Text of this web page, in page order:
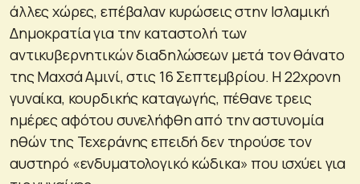
άλλες χώρες, επέβαλαν κυρώσεις στην Ισλαμική
Δημοκρατία για την καταστολή των
αντικυβερνητικών διαδηλώσεων μετά τον θάνατο
της Μαχσά Αμινί, στις 16 Σεπτεμβρίου. Η 22χρονη
γυναίκα, κουρδικής καταγωγής, πέθανε τρεις
ημέρες αφότου συνελήφθη από την αστυνομία
ηθών της Τεχεράνης επειδή δεν τηρούσε τον
αυστηρό «ενδυματολογικό κώδικα» που ισχύει για